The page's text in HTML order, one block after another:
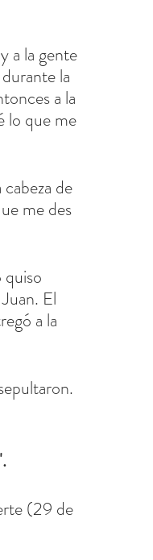
a la gente
la
a la
lo que me
de
me des
El
a la
(29 de